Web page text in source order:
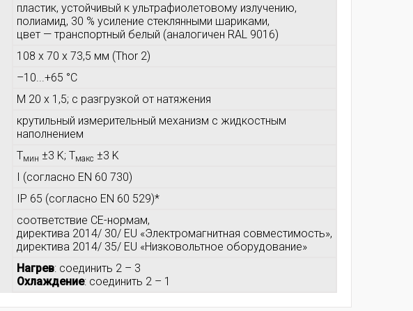
пластик, устойчивый к ультрафиолетовому излучению,
полиамид, 30 % усиление стеклянными шариками,
цвет — транспортный белый (аналогичен RAL 9016)
108 x 70 x 73,5 мм (Thor 2)
–10...+65 °C
M 20 x 1,5; с разгрузкой от натяжения
крутильный измерительный механизм с жидкостным
наполнением
Tмин ±3 K; Tмакс ±3 K
I (согласно EN 60 730)
IP 65 (согласно EN 60 529)*
соответствие CE-нормам,
директива 2014/ 30/ EU «Электромагнитная совместимость»,
директива 2014/ 35/ EU «Низковольтное оборудование»
Нагрев: соединить 2 – 3
Охлаждение: соединить 2 – 1